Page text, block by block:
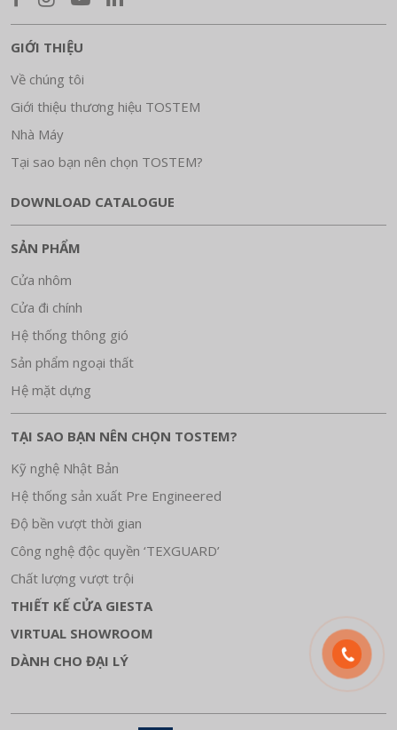
GIỚI THIỆU
Về chúng tôi
Giới thiệu thương hiệu TOSTEM
Nhà Máy
Tại sao bạn nên chọn TOSTEM?
DOWNLOAD CATALOGUE
SẢN PHẨM
Cửa nhôm
Cửa đi chính
Hệ thống thông gió
Sản phẩm ngoại thất
Hệ mặt dựng
TẠI SAO BẠN NÊN CHỌN TOSTEM?
Kỹ nghệ Nhật Bản
Hệ thống sản xuất Pre Engineered
Độ bền vượt thời gian
Công nghệ độc quyền ‘TEXGUARD’
Chất lượng vượt trội
THIẾT KẾ CỬA GIESTA
VIRTUAL SHOWROOM
DÀNH CHO ĐẠI LÝ